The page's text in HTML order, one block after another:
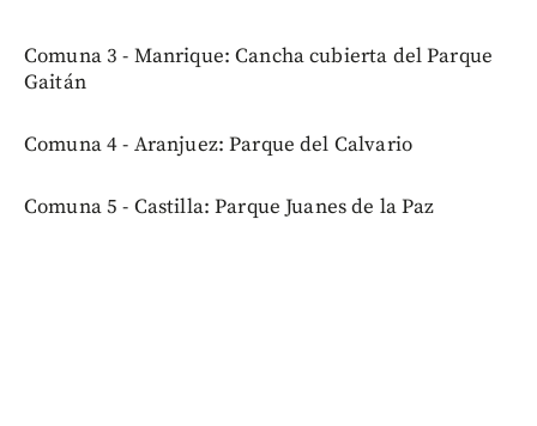
Comuna 3 - Manrique: Cancha cubierta del Parque
Gaitán
Comuna 4 - Aranjuez: Parque del Calvario
Comuna 5 - Castilla: Parque Juanes de la Paz